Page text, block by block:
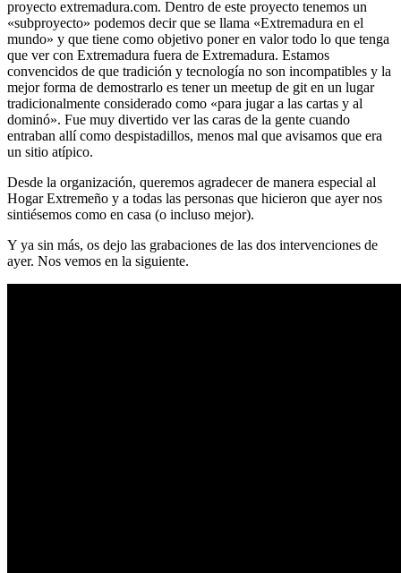
proyecto extremadura.com. Dentro de este proyecto tenemos un
«subproyecto» podemos decir que se llama «Extremadura en el
mundo» y que tiene como objetivo poner en valor todo lo que tenga
que ver con Extremadura fuera de Extremadura. Estamos
convencidos de que tradición y tecnología no son incompatibles y la
mejor forma de demostrarlo es tener un meetup de git en un lugar
tradicionalmente considerado como «para jugar a las cartas y al
dominó». Fue muy divertido ver las caras de la gente cuando
entraban allí como despistadillos, menos mal que avisamos que era
un sitio atípico.
Desde la organización, queremos agradecer de manera especial al
Hogar Extremeño y a todas las personas que hicieron que ayer nos
sintiésemos como en casa (o incluso mejor).
Y ya sin más, os dejo las grabaciones de las dos intervenciones de
ayer. Nos vemos en la siguiente.